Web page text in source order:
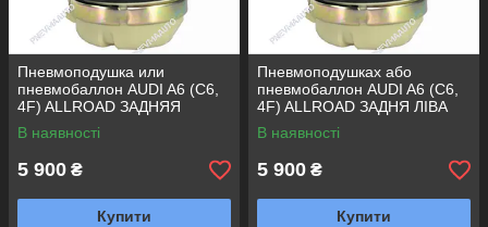
Пневмоподушка или
пневмобаллон AUDI A6 (C6,
4F) ALLROAD ЗАДНЯЯ
ПРАВАЯ
В наявності
5 900 ₴
Купити
Пневмоподушках або
пневмобаллон AUDI A6 (C6,
4F) ALLROAD ЗАДНЯ ЛІВА
В наявності
5 900 ₴
Купити